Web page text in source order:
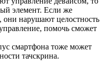
элемент. Если же
они нарушают целостность
помочь сможет
смартфона тоже может
тачскрина.